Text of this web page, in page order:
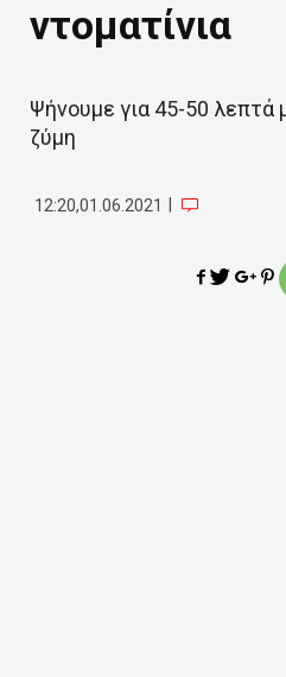
ντοματίνια
Ψήνουμε για 45-50 λεπτά
ζύμη
12:20,01.06.2021